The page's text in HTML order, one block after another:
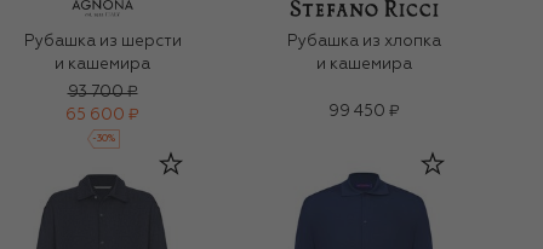
Рубашка из шерсти
и кашемира
93 700 ₽
65 600 ₽
-30%
Рубашка из хлопка
и кашемира
99 450 ₽